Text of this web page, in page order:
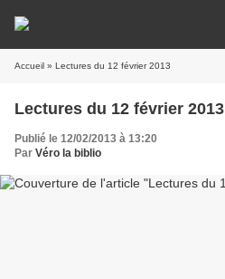
Accueil » Lectures du 12 février 2013
Lectures du 12 février 2013
Publié le 12/02/2013 à 13:20
Par Véro la biblio